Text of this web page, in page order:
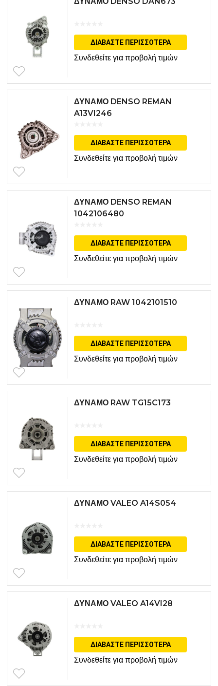
ΔΙΑΒΆΣΤΕ ΠΕΡΙΣΣΌΤΕΡΑ
Συνδεθείτε για προβολή τιμών
ΔΥΝΑΜΟ DENSO REMAN
A13VI246
ΔΙΑΒΆΣΤΕ ΠΕΡΙΣΣΌΤΕΡΑ
Συνδεθείτε για προβολή τιμών
ΔΥΝΑΜΟ DENSO REMAN
1042106480
ΔΙΑΒΆΣΤΕ ΠΕΡΙΣΣΌΤΕΡΑ
Συνδεθείτε για προβολή τιμών
ΔΥΝΑΜΟ RAW 1042101510
ΔΙΑΒΆΣΤΕ ΠΕΡΙΣΣΌΤΕΡΑ
Συνδεθείτε για προβολή τιμών
ΔΥΝΑΜΟ RAW TG15C173
ΔΙΑΒΆΣΤΕ ΠΕΡΙΣΣΌΤΕΡΑ
Συνδεθείτε για προβολή τιμών
ΔΥΝΑΜΟ VALEO A14S054
ΔΙΑΒΆΣΤΕ ΠΕΡΙΣΣΌΤΕΡΑ
Συνδεθείτε για προβολή τιμών
ΔΥΝΑΜΟ VALEO A14VI28
ΔΙΑΒΆΣΤΕ ΠΕΡΙΣΣΌΤΕΡΑ
Συνδεθείτε για προβολή τιμών